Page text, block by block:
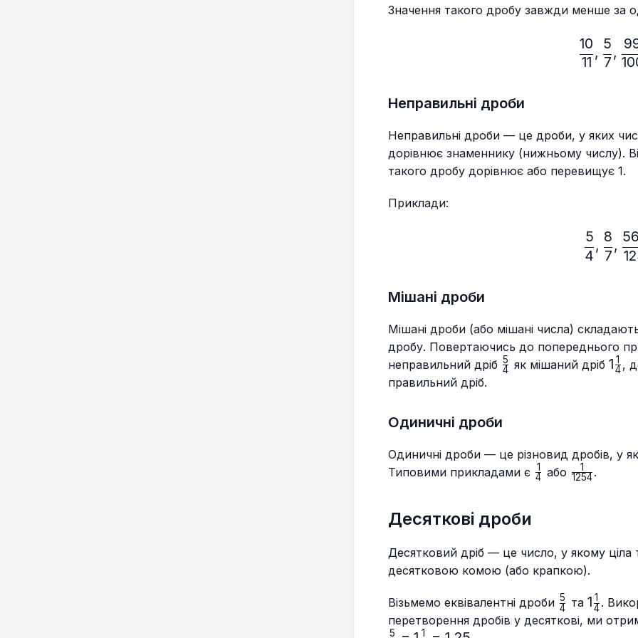
Значення такого дробу завжди менше за
11
10
,
7
5
,
Неправильні дроби
Неправильні дроби — це дроби, у яких
дорівнює знаменнику (нижньому числу).
такого дробу дорівнює або перевищує 1.
Приклади:
4
5
,
7
8
,
Мішані дроби
Мішані дроби (або мішані числа)
дробу. Повертаючись до попереднього
неправильний дріб \frac{5}
4
5 як мішаний дріб 14
1 ,
правильний дріб.
Одиничні дроби
Одиничні дроби — це різновид дробів, у
Типовими прикладами є \frac{1}
4
1 або \frac{1}
1254
1 .
Десяткові дроби
Десятковий дріб — це число, у якому ціла
десятковою комою (або крапкою).
Візьмемо еквівалентні дроби \frac{5}
{4}
4
5 та
{4}
14
1 .
перетворення дробів у десяткові, ми
5 1